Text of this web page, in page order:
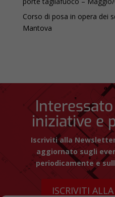
Corso di posa in opera dei
Mantova
iniziative e
Iscriviti alla
aggiornato sugli
periodicamente e
ISCRIVITI